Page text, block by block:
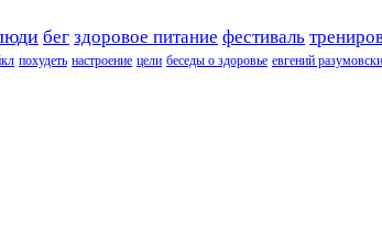
бег здоровое питание фестиваль
похудеть настроение цели беседы о здоровье евгений